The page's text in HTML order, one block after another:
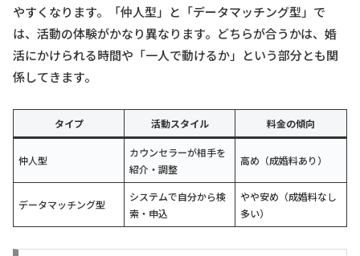
やすくなります。「仲人型」と「データマッチング型」で
は、活動の体験がかなり異なります。どちらが合うかは、婚
活にかけられる時間や「一人で動けるか」という部分とも関
係してきます。
タイプ 活動スタイル 料金の傾向
仲人型
カウンセラーが相手を
紹介・調整
高め（成婚料あり）
データマッチング型
システムで自分から検
索・申込
やや安め（成婚料なし
多い）